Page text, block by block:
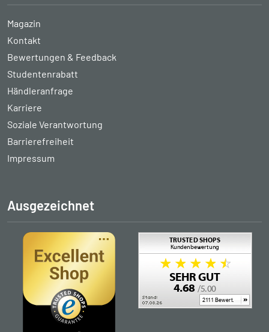
Magazin
Kontakt
Bewertungen & Feedback
Studentenrabatt
Händleranfrage
Karriere
Soziale Verantwortung
Barrierefreiheit
Impressum
Ausgezeichnet